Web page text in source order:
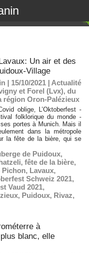
Un air et des
Village
| 15/10/2021 | Actualité
et Forel (Lvx), du
région Oron-Palézieux
oblige, L’Oktoberfest -
folklorique du monde -
portes à Munich. Mais il
dans la métropole
la fête de la bière, qui se
de Puidoux,
, fête de la bière,
Pichon, Lavaux,
Schweiz 2021,
Vaud 2021,
, Puidoux, Rivaz,
à
blanc, elle